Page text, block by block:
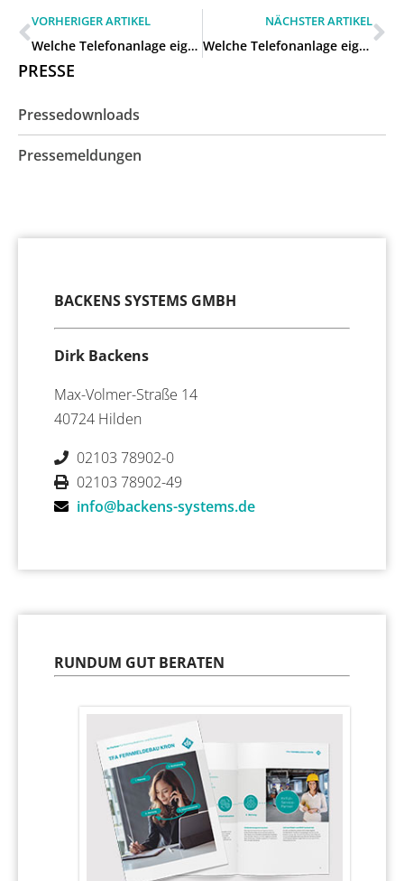
VORHERIGER ARTIKEL
Welche Telefonanlage eignet sich für unser Unternehmen in Ratingen?
NÄCHSTER ARTIKEL
Welche Telefonanlage eignet sich für unser Unternehmen in Wülfrath?
PRESSE
Pressedownloads
Pressemeldungen
BACKENS SYSTEMS GMBH
Dirk Backens
Max-Volmer-Straße 14
40724 Hilden
02103 78902-0
02103 78902-49
info@backens-systems.de
RUNDUM GUT BERATEN